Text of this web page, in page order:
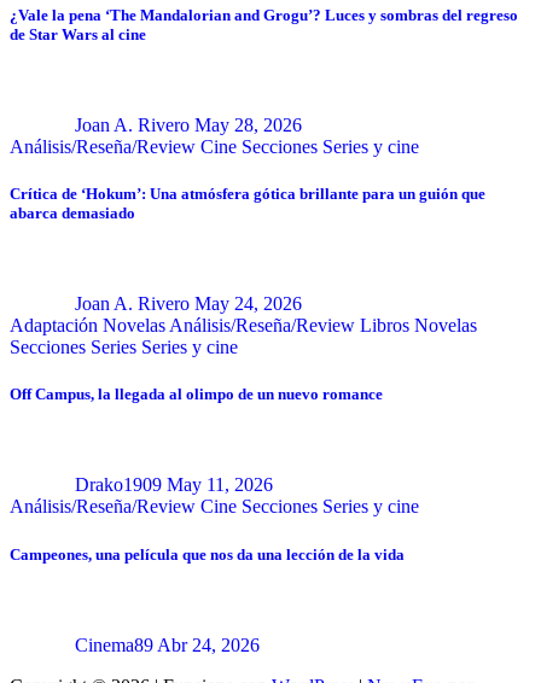
¿Vale la pena ‘The Mandalorian and Grogu’? Luces y sombras del regreso
de Star Wars al cine
Joan A. Rivero May 28, 2026
Análisis/Reseña/Review Cine Secciones Series y cine
Crítica de ‘Hokum’: Una atmósfera gótica brillante para un guión que
abarca demasiado
Joan A. Rivero May 24, 2026
Adaptación Novelas Análisis/Reseña/Review Libros Novelas
Secciones Series Series y cine
Off Campus, la llegada al olimpo de un nuevo romance
Drako1909 May 11, 2026
Análisis/Reseña/Review Cine Secciones Series y cine
Campeones, una película que nos da una lección de la vida
Cinema89 Abr 24, 2026